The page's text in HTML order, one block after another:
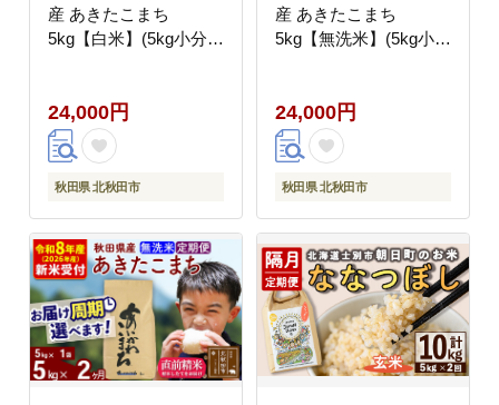
産 あきたこまち
5kg【白米】(5kg小分け
月に調整OK お米 すず
き農産 [すずき農産 秋
田 お米 あきたこまち
米どころ 東北 北秋田市
24,000円
秋田県 北秋田市
産 あきたこまち
5kg【無洗米】(5kg小分
隔月に調整OK お米 す
ずき農産 [すずき農産
秋田 お米 あきたこまち
米どころ 東北 北秋田市
24,000円
秋田県 北秋田市